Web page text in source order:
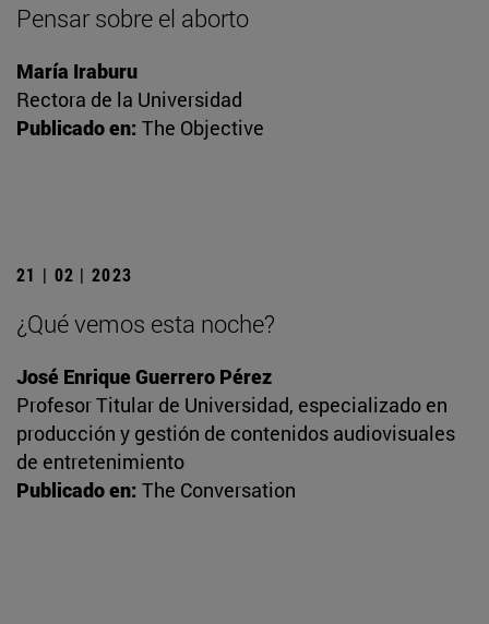
Pensar sobre el aborto
María Iraburu
Rectora de la Universidad
Publicado en: The Objective
21 | 02 | 2023
¿Qué vemos esta noche?
José Enrique Guerrero Pérez
Profesor Titular de Universidad, especializado en
producción y gestión de contenidos audiovisuales
de entretenimiento
Publicado en: The Conversation